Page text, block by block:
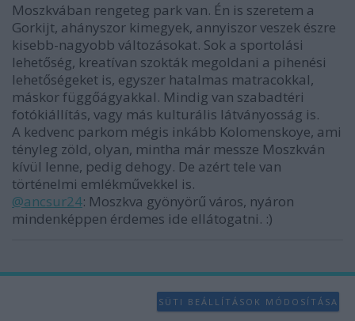
Moszkvában rengeteg park van. Én is szeretem a
Gorkijt, ahányszor kimegyek, annyiszor veszek észre
kisebb-nagyobb változásokat. Sok a sportolási
lehetőség, kreatívan szokták megoldani a pihenési
lehetőségeket is, egyszer hatalmas matracokkal,
máskor függőágyakkal. Mindig van szabadtéri
fotókiállítás, vagy más kulturális látványosság is.
A kedvenc parkom mégis inkább Kolomenskoye, ami
tényleg zöld, olyan, mintha már messze Moszkván
kívül lenne, pedig dehogy. De azért tele van
történelmi emlékművekkel is.
@ancsur24: Moszkva gyönyörű város, nyáron
mindenképpen érdemes ide ellátogatni. :)
SÜTI BEÁLLÍTÁSOK MÓDOSÍTÁSA